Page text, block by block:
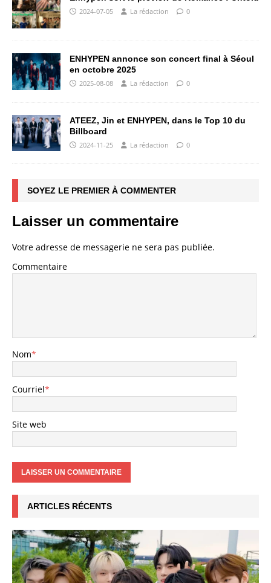
2024-07-05 La rédaction 0
ENHYPEN annonce son concert final à Séoul
en octobre 2025
2025-08-08 La rédaction 0
ATEEZ, Jin et ENHYPEN, dans le Top 10 du
Billboard
2024-11-25 La rédaction 0
SOYEZ LE PREMIER À COMMENTER
Laisser un commentaire
Votre adresse de messagerie ne sera pas publiée.
Commentaire
Nom*
Courriel*
Site web
ARTICLES RÉCENTS